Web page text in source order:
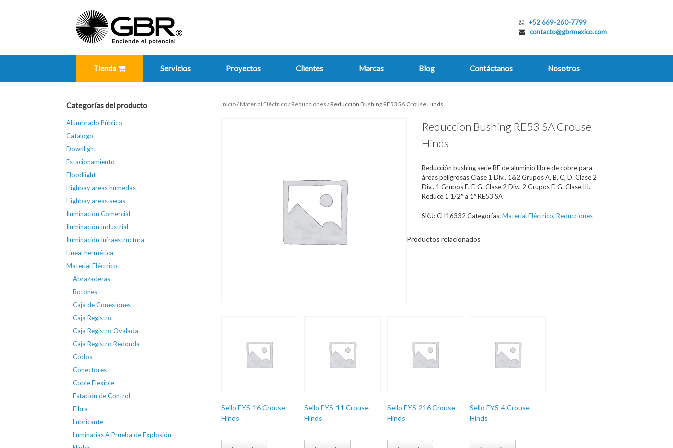
+52 669-260-7799
contacto@gbrmexico.com
Tienda Servicios Proyectos Clientes Marcas Blog Contáctanos Nosotros
Inicio/Material Eléctrico/Reducciones / Reduccion Bushing RE53 SA Crouse Hinds
Reduccion Bushing RE53 SA Crouse
Hinds
Reducción bushing serie RE de aluminio libre de cobre para
áreas peligrosas Clase 1 Div.. 1&2 Grupos A, B, C, D. Clase 2
Div.. 1 Grupos E, F, G. Clase 2 Div.. 2 Grupos F, G. Clase III.
Reduce 1 1/2″ a 1″ RE53 SA
SKU:CH16332 Categorías:Material Eléctrico,Reducciones
Productos relacionados
Sello EYS-16 Crouse
Hinds
Sello EYS-11 Crouse
Hinds
Sello EYS-216 Crouse
Hinds
Sello EYS-4 Crouse
Hinds
Categorías del producto
Alumbrado Público
Catálogo
Downlight
Estacionamiento
Floodlight
Highbay areas húmedas
Highbay areas secas
Iluminación Comercial
Iluminación Industrial
Iluminación Infraestructura
Lineal hermética
Material Eléctrico
Abrazaderas
Botones
Caja de Conexiones
Caja Registro
Caja Registro Ovalada
Caja Registro Redonda
Codos
Conectores
Cople Flexible
Estación de Control
Fibra
Lubricante
Luminarias A Prueba de Explosión